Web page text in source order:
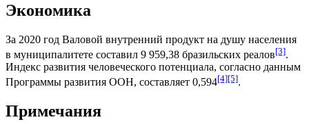
Экономика
За 2020 год Валовой внутренний продукт на душу населения
в муниципалитете составил 9 959,38 бразильских реалов[3].
Индекс развития человеческого потенциала, согласно данным
Программы развития ООН, составляет 0,594[4][5].
Примечания